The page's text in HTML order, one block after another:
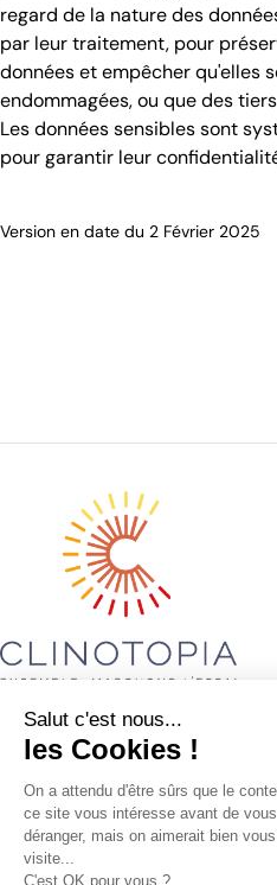
regard de la nature des
par leur traitement, pour
données et empêcher qu'elles
endommagées, ou que des
Les données sensibles sont
pour garantir leur
Version en date du 2 Février 2025
Qui sommes-nous ?
Démarche RSE
Nous contacter
Contact
Retrouvez-nous